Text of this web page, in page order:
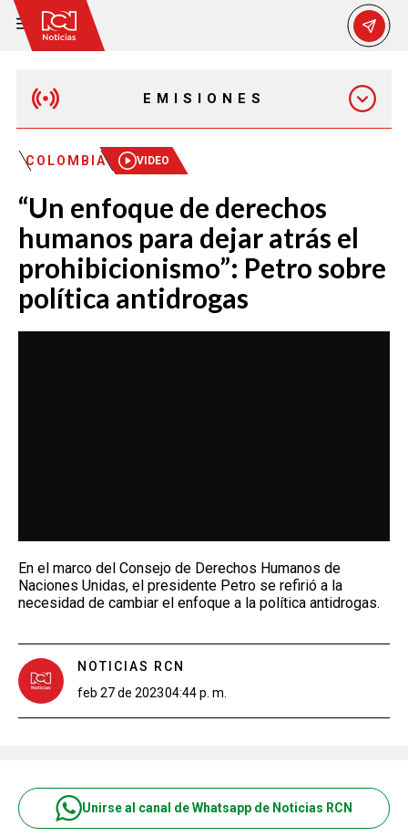
EMISIONES
MAÑANA EXPRESS
EMISIÓN 12:30 PM
EMISIÓN 7:00 PM
EMISIÓN 11:30 PM
COLOMBIA VIDEO
“Un enfoque de derechos
humanos para dejar atrás el
prohibicionismo”: Petro sobre
política antidrogas
En el marco del Consejo de Derechos Humanos de
Naciones Unidas, el presidente Petro se refirió a la
necesidad de cambiar el enfoque a la política antidrogas.
NOTICIAS RCN
feb 27 de 202304:44 p. m.
Unirse al canal de Whatsapp de Noticias RCN